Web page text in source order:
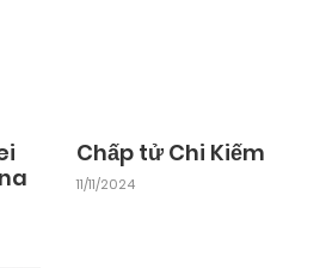
Chấp tử Chi Kiếm
11/11/2024